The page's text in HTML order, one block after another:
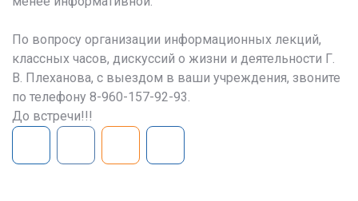
По вопросу организации информационных лекций,
классных часов, дискуссий о жизни и деятельности Г.
В. Плеханова, с выездом в ваши учреждения, звоните
по телефону 8-960-157-92-93.
До встречи!!!